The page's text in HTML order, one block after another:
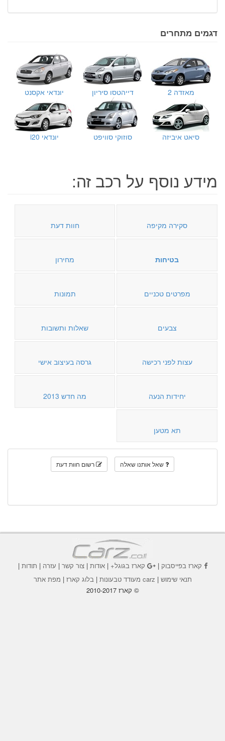
דגמים מתחרים
מאזדה 2 דייהטסו סיריון יונדאי אקסנט
סיאט איביזה סוזוקי סוויפט יונדאי i20
מידע נוסף על רכב זה:
סקירה מקיפה חוות דעת
בטיחות מחירון
מפרטים טכניים תמונות
צבעים שאלות ותשובות
עצות לפני רכישה גרסה בעיצוב אישי
יחידות הנעה מה חדש 2013
תא מטען
שאל אותנו שאלה רשום חוות דעת
קארז בפייסבוק| קארז בגוגל+|אודות |צור קשר | עזרה | תודות |
תנאי שימוש | carz מעודד טבעונות |בלוג קארז | מפת אתר
© קארז 2010-2017